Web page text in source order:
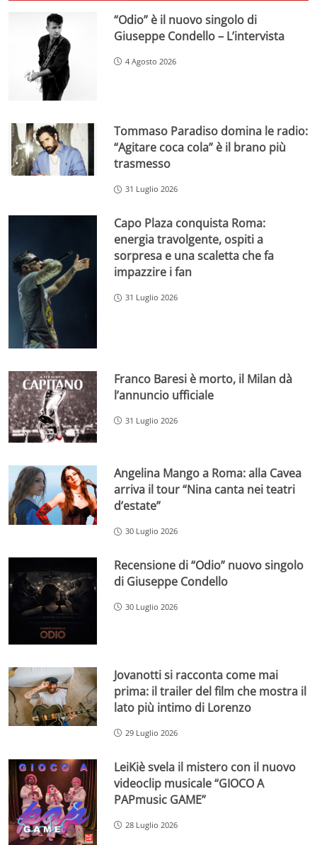
“Odio” è il nuovo singolo di
Giuseppe Condello – L’intervista
4 Agosto 2026
Tommaso Paradiso domina le radio:
“Agitare coca cola” è il brano più
trasmesso
31 Luglio 2026
Capo Plaza conquista Roma:
energia travolgente, ospiti a
sorpresa e una scaletta che fa
impazzire i fan
31 Luglio 2026
Franco Baresi è morto, il Milan dà
l’annuncio ufficiale
31 Luglio 2026
Angelina Mango a Roma: alla Cavea
arriva il tour “Nina canta nei teatri
d’estate”
30 Luglio 2026
Recensione di “Odio” nuovo singolo
di Giuseppe Condello
30 Luglio 2026
Jovanotti si racconta come mai
prima: il trailer del film che mostra il
lato più intimo di Lorenzo
29 Luglio 2026
LeiKiè svela il mistero con il nuovo
videoclip musicale “GIOCO A
PAPmusic GAME”
28 Luglio 2026